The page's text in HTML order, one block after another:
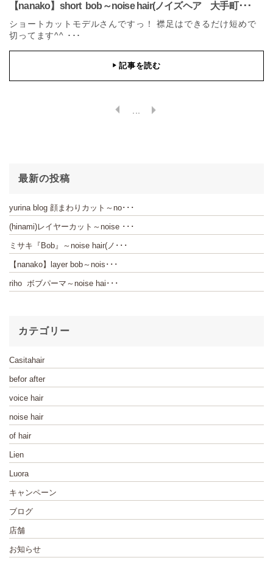
【nanako】short bob～noise hair(ノイズヘア 大手町･･･
ショートカットモデルさんですっ！ 襟足はできるだけ短めで
切ってます^^ ･･･
▶記事を読む
最新の投稿
yurina blog 顔まわりカット～no･･･
(hinami)レイヤーカット～noise ･･･
ミサキ『Bob』～noise hair(ノ･･･
【nanako】layer bob～nois･･･
riho ボブパーマ～noise hai･･･
カテゴリー
Casitahair
befor after
voice hair
noise hair
of hair
Lien
Luora
キャンペーン
ブログ
店舗
お知らせ